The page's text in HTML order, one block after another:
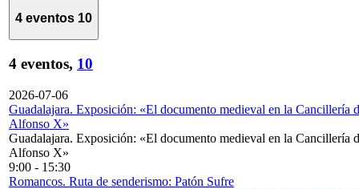
4 eventos 10
4 eventos, 10
2026-07-06
Guadalajara. Exposición: «El documento medieval en la Cancillería
Alfonso X»
Guadalajara. Exposición: «El documento medieval en la Cancillería
Alfonso X»
9:00 - 15:30
Romancos. Ruta de senderismo: Patón Sufre